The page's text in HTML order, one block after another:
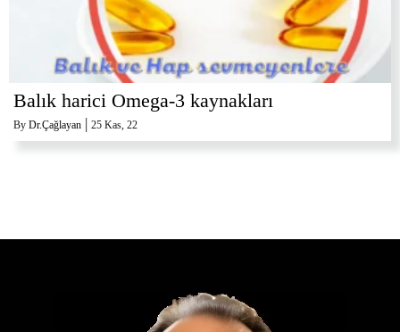
Balık harici Omega-3 kaynakları
By Dr.Çağlayan | 25 Kas, 22